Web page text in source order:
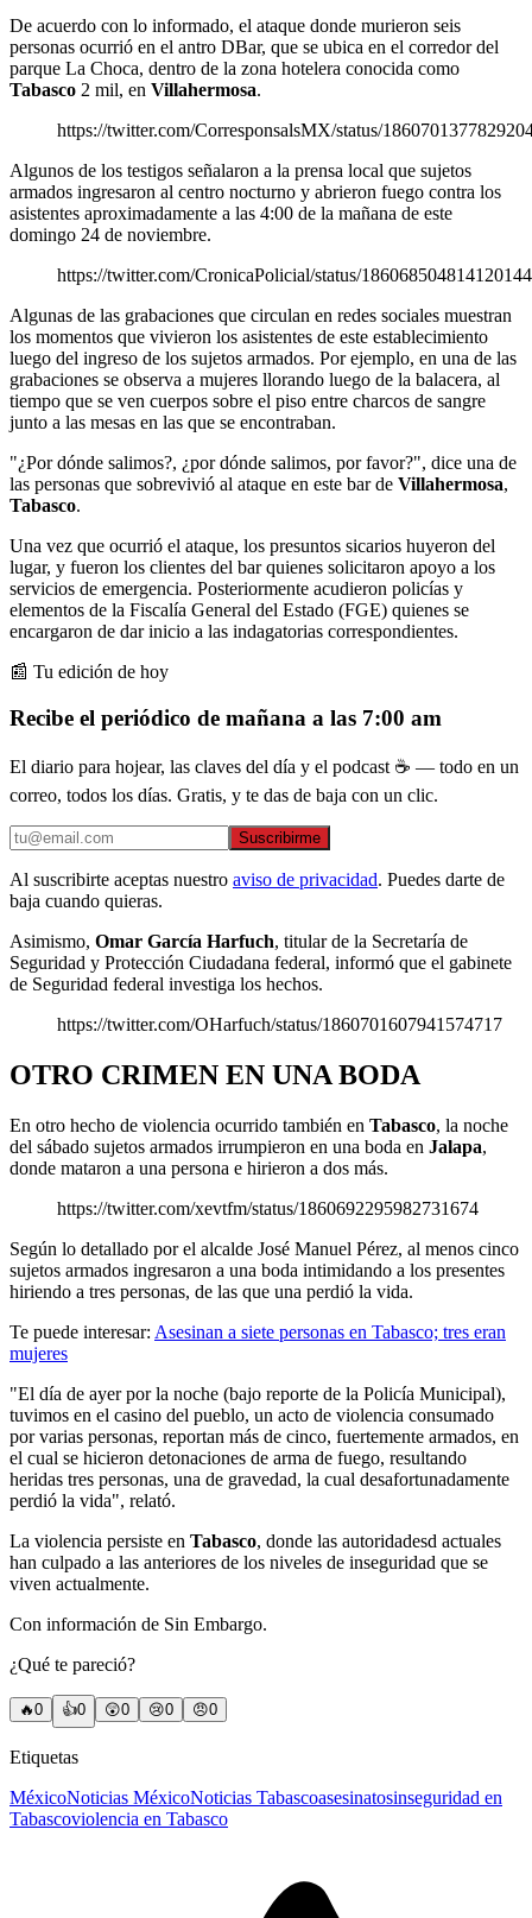
De acuerdo con lo informado, el ataque donde murieron seis
personas ocurrió en el antro DBar, que se ubica en el corredor del
parque La Choca, dentro de la zona hotelera conocida como
Tabasco 2 mil, en Villahermosa.
https://twitter.com/CorresponsalsMX/status/
Algunos de los testigos señalaron a la prensa local que sujetos
armados ingresaron al centro nocturno y abrieron fuego contra los
asistentes aproximadamente a las 4:00 de la mañana de este
domingo 24 de noviembre.
https://twitter.com/CronicaPolicial/status/
Algunas de las grabaciones que circulan en redes sociales muestran
los momentos que vivieron los asistentes de este establecimiento
luego del ingreso de los sujetos armados. Por ejemplo, en una de las
grabaciones se observa a mujeres llorando luego de la balacera, al
tiempo que se ven cuerpos sobre el piso entre charcos de sangre
junto a las mesas en las que se encontraban.
"¿Por dónde salimos?, ¿por dónde salimos, por favor?", dice una de
las personas que sobrevivió al ataque en este bar de Villahermosa,
Tabasco.
Una vez que ocurrió el ataque, los presuntos sicarios huyeron del
lugar, y fueron los clientes del bar quienes solicitaron apoyo a los
servicios de emergencia. Posteriormente acudieron policías y
elementos de la Fiscalía General del Estado (FGE) quienes se
encargaron de dar inicio a las indagatorias correspondientes.
📰 Tu edición de hoy
Recibe el periódico de mañana a las 7:00 am
El diario para hojear, las claves del día y el podcast ☕ — todo en un
correo, todos los días. Gratis, y te das de baja con un clic.
Suscribirme
Al suscribirte aceptas nuestro aviso de privacidad. Puedes darte de
baja cuando quieras.
Asimismo, Omar García Harfuch, titular de la Secretaría de
Seguridad y Protección Ciudadana federal, informó que el gabinete
de Seguridad federal investiga los hechos.
https://twitter.com/OHarfuch/status/1860701607941574717
OTRO CRIMEN EN UNA BODA
En otro hecho de violencia ocurrido también en Tabasco, la noche
del sábado sujetos armados irrumpieron en una boda en Jalapa,
donde mataron a una persona e hirieron a dos más.
https://twitter.com/xevtfm/status/1860692295982731674
Según lo detallado por el alcalde José Manuel Pérez, al menos cinco
sujetos armados ingresaron a una boda intimidando a los presentes
hiriendo a tres personas, de las que una perdió la vida.
Te puede interesar: Asesinan a siete personas en Tabasco; tres eran
mujeres
"El día de ayer por la noche (bajo reporte de la Policía Municipal),
tuvimos en el casino del pueblo, un acto de violencia consumado
por varias personas, reportan más de cinco, fuertemente armados, en
el cual se hicieron detonaciones de arma de fuego, resultando
heridas tres personas, una de gravedad, la cual desafortunadamente
perdió la vida", relató.
La violencia persiste en Tabasco, donde las autoridadesd actuales
han culpado a las anteriores de los niveles de inseguridad que se
viven actualmente.
Con información de Sin Embargo.
¿Qué te pareció?
🔥0 👍0 😲0 😢0 😠0
Etiquetas
MéxicoNoticias MéxicoNoticias Tabascoasesinatosinseguridad en
Tabascoviolencia en Tabasco